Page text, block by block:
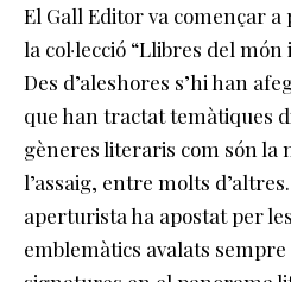
El Gall Editor va començar a
la col·lecció “Llibres del
Des d’aleshores s’hi han
que han tractat temàtiques
gèneres literaris com són la
l’assaig, entre molts
aperturista ha apostat per
emblemàtics avalats